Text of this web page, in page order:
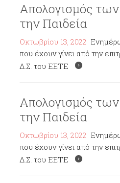
Απολογισμός
την Παιδεία
Οκτωβρίου 13, 2022
που έχουν γίνει από την
Δ.Σ. του ΕΕΤΕ
Απολογισμός
την Παιδεία
Οκτωβρίου 13, 2022
που έχουν γίνει από την
Δ.Σ. του ΕΕΤΕ